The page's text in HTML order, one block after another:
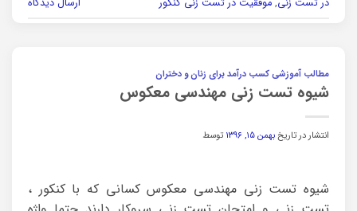
در تست زنی, موفقیت در تست زنی کنکور ارسال دیدگاه
مطالب آموزشی کسب درآمد برای زنان و دختران
شیوه تست زنی مهندسی معکوس
انتشار در تاریخبهمن ۱۵, ۱۳۹۶ توسط
شیوه تست زنی مهندسی معکوس کسانی که با کنکور ،